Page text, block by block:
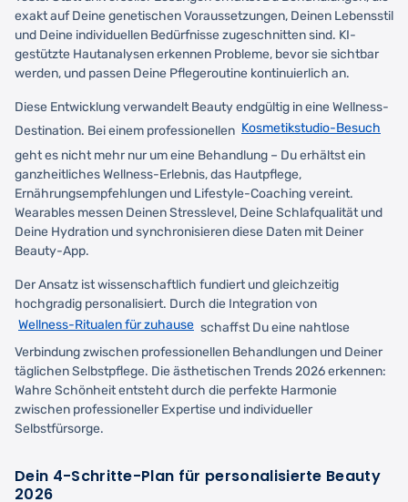
exakt auf Deine genetischen Voraussetzungen, Deinen Lebensstil
und Deine individuellen Bedürfnisse zugeschnitten sind. KI-
gestützte Hautanalysen erkennen Probleme, bevor sie sichtbar
werden, und passen Deine Pflegeroutine kontinuierlich an.
Diese Entwicklung verwandelt Beauty endgültig in eine Wellness-
Destination. Bei einem professionellen Kosmetikstudio-Besuch
geht es nicht mehr nur um eine Behandlung – Du erhältst ein
ganzheitliches Wellness-Erlebnis, das Hautpflege,
Ernährungsempfehlungen und Lifestyle-Coaching vereint.
Wearables messen Deinen Stresslevel, Deine Schlafqualität und
Deine Hydration und synchronisieren diese Daten mit Deiner
Beauty-App.
Der Ansatz ist wissenschaftlich fundiert und gleichzeitig
hochgradig personalisiert. Durch die Integration von
Wellness-Ritualen für zuhause schaffst Du eine nahtlose
Verbindung zwischen professionellen Behandlungen und Deiner
täglichen Selbstpflege. Die ästhetischen Trends 2026 erkennen:
Wahre Schönheit entsteht durch die perfekte Harmonie
zwischen professioneller Expertise und individueller
Selbstfürsorge.
Dein 4-Schritte-Plan für personalisierte Beauty
2026